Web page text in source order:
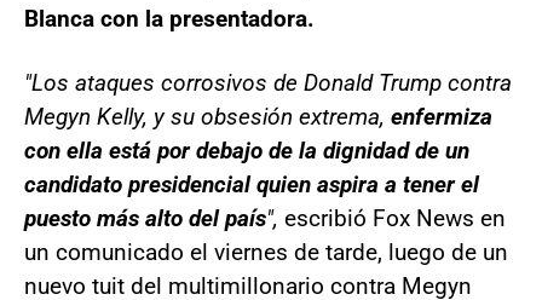
Blanca con la presentadora.
"Los ataques corrosivos de Donald Trump contra
Megyn Kelly, y su obsesión extrema, enfermiza
con ella está por debajo de la dignidad de un
candidato presidencial quien aspira a tener el
puesto más alto del país", escribió Fox News en
un comunicado el viernes de tarde, luego de un
nuevo tuit del multimillonario contra Megyn